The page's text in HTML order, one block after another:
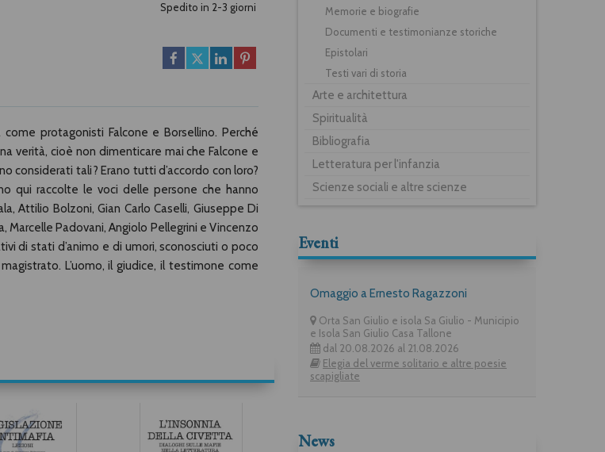
Spedito in 2-3 giorni
protagonisti Falcone e Borsellino. Perché
verità, cioè non dimenticare mai che Falcone e
considerati tali? Erano tutti d’accordo con loro?
qui raccolte le voci delle persone che hanno
Attilio Bolzoni, Gian Carlo Caselli, Giuseppe Di
Marcelle Padovani, Angiolo Pellegrini e Vincenzo
di stati d’animo e di umori, sconosciuti o poco
L’uomo, il giudice, il testimone come
Memorie e biografie
Documenti e testimonianze storiche
Epistolari
Testi vari di storia
Arte e architettura
Spiritualità
Bibliografia
Letteratura per l'infanzia
Scienze sociali e altre scienze
Eventi
Omaggio a Ernesto Ragazzoni
Orta San Giulio e isola Sa Giulio - Municipio
e Isola San Giulio Casa Tallone
dal 20.08.2026 al 21.08.2026
Elegia del verme solitario e altre poesie
scapigliate
News